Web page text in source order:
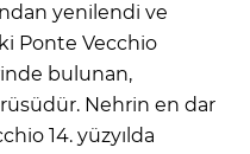
yenilendi ve
Ponte Vecchio
bulunan,
Nehrin en dar
14. yüzyılda